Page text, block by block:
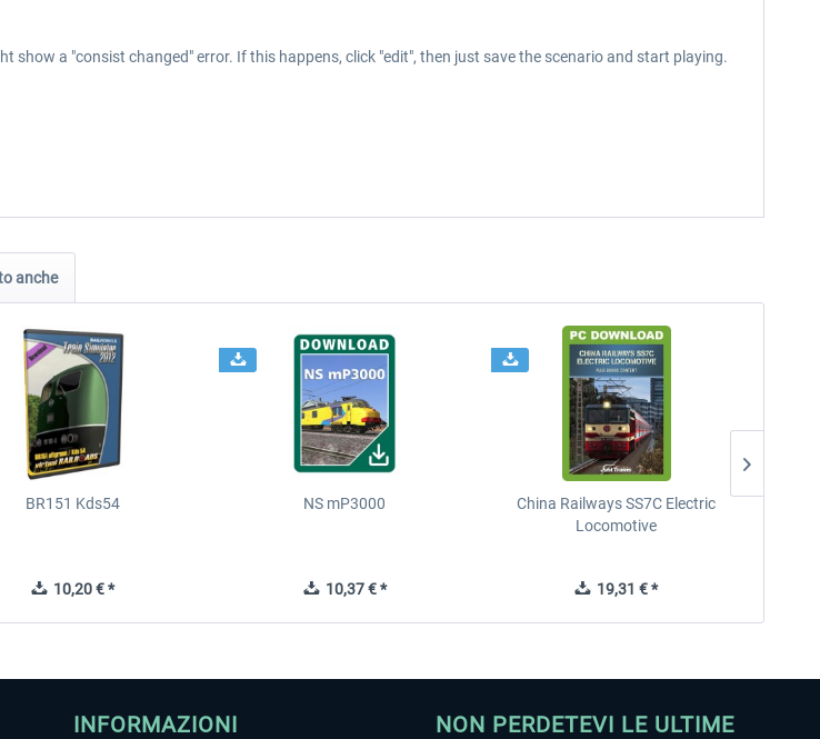
a "consist changed" error. If this happens, click "edit", then just save the scenario and start playing.
anche
BR151 Kds54
10,20 € *
NS mP3000
10,37 € *
China Railways SS7C Electric
Locomotive
19,31 € *
INFORMAZIONI
NON PERDETEVI LE ULTIME